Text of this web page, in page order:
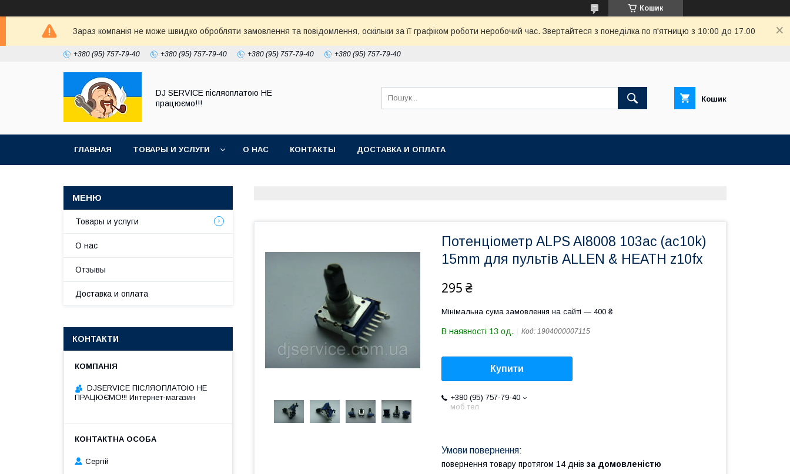
Кошик
Зараз компанія не може швидко обробляти замовлення та повідомлення, оскільки за її графіком роботи неробочий час. Звертайтеся з понеділка по п'ятницю з 10:00 до 17.00
+380 (95) 757-79-40 +380 (95) 757-79-40 +380 (95) 757-79-40 +380 (95) 757-79-40
DJ SERVICE пiсляоплатою НЕ
працюємо!!!
Кошик
ГЛАВНАЯ ТОВАРЫ И УСЛУГИ О НАС КОНТАКТЫ ДОСТАВКА И ОПЛАТА
Потенціометр ALPS AI8008 103ac (ac10k)
15mm для пультів ALLEN & HEATH z10fx
295 ₴
Мінімальна сума замовлення на сайті — 400 ₴
В наявності 13 од. Код: 1904000007115
Купити
+380 (95) 757-79-40
моб.тел
повернення товару протягом 14 днів за домовленістю
Товары и услуги
О нас
Отзывы
Доставка и оплата
КОНТАКТИ
DJSERVICE ПІСЛЯОПЛАТОЮ НЕ
ПРАЦЮЄМО!!! Интернет-магазин
Сергій